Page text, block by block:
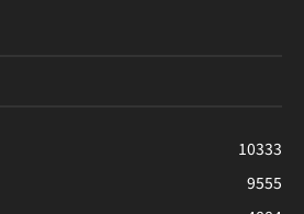
10333
9555